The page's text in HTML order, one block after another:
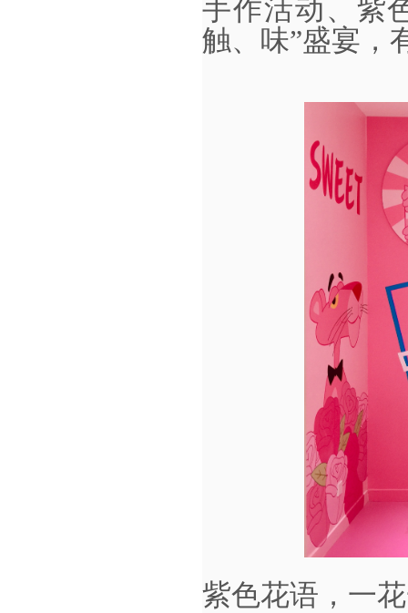
手作活动、紫
触、味”盛宴，
紫色花语，一